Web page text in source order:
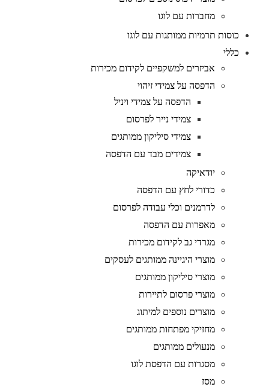
מחברות עם לוגו
כוסות תרמיות ממותגות עם לוגו
כללי
אביזרים למשקפיים לקידום מכירות
הדפסה על צמידי זיהוי
הדפסה על צמידי ויניל
צמידי נייר לפרסום
צמידי סיליקון ממותגים
צמידים מבד עם הדפסה
יודאיקה
כדורי לחץ עם הדפסה
לדרמנים וכלי עבודה לפרסום
מאפרות עם הדפסה
מגרדי גב לקידום מכירות
מוצרי היגיינה ממותגים לעסקים
מוצרי סיליקון ממותגים
מוצרי פרסום לתיירות
מוצרים נוספים למיתוג
מחזיקי מפתחות ממותגים
מנעולים ממותגים
מסגרות עם הדפסת לוגו
מסז